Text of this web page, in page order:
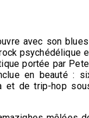
avec son
psychédélique
portée par
en beauté :
et de trip-hop